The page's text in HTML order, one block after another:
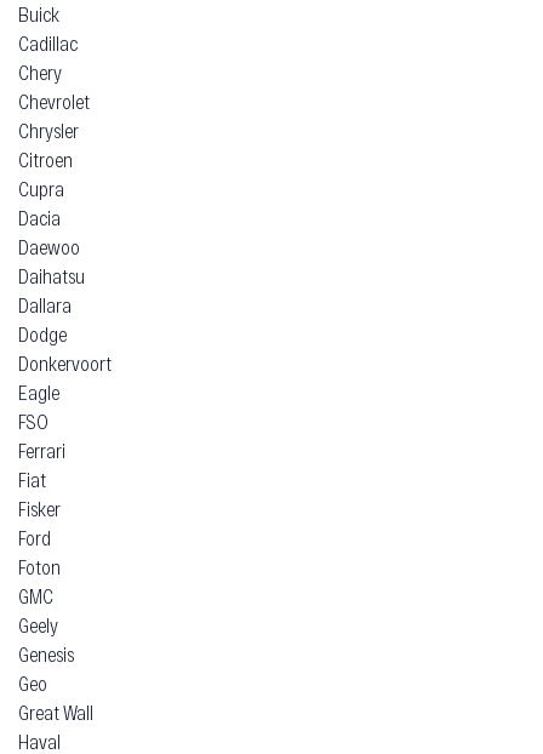
Buick
Cadillac
Chery
Chevrolet
Chrysler
Citroen
Cupra
Dacia
Daewoo
Daihatsu
Dallara
Dodge
Donkervoort
Eagle
FSO
Ferrari
Fiat
Fisker
Ford
Foton
GMC
Geely
Genesis
Geo
Great Wall
Haval